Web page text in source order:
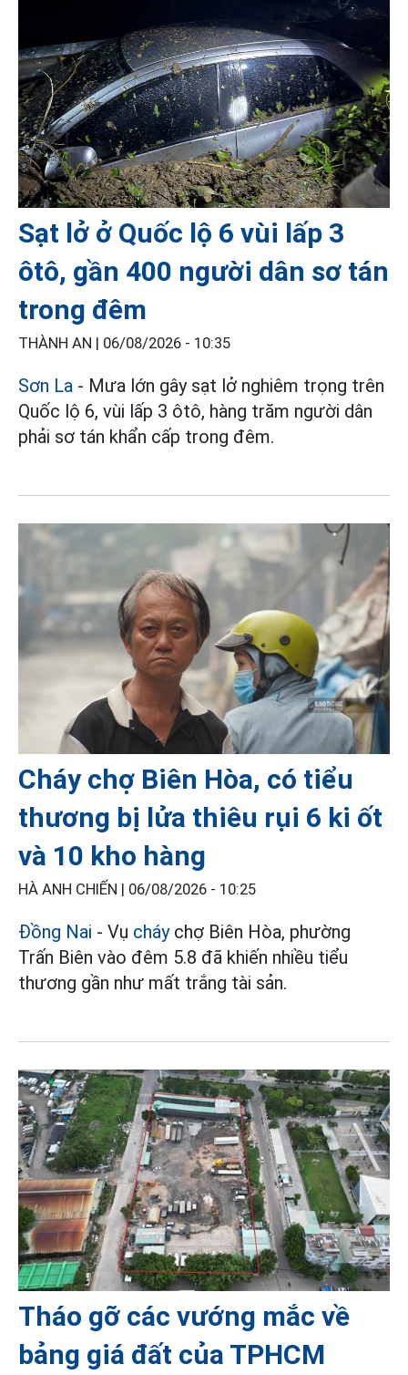
Sạt lở ở Quốc lộ 6 vùi lấp 3
ôtô, gần 400 người dân sơ tán
trong đêm
THÀNH AN | 06/08/2026 - 10:35
Sơn La - Mưa lớn gây sạt lở nghiêm trọng trên
Quốc lộ 6, vùi lấp 3 ôtô, hàng trăm người dân
phải sơ tán khẩn cấp trong đêm.
Cháy chợ Biên Hòa, có tiểu
thương bị lửa thiêu rụi 6 ki ốt
và 10 kho hàng
HÀ ANH CHIẾN | 06/08/2026 - 10:25
Đồng Nai - Vụ cháychợ Biên Hòa, phường
Trấn Biên vào đêm 5.8 đã khiến nhiều tiểu
thương gần như mất trắng tài sản.
Tháo gỡ các vướng mắc về
bảng giá đất của TPHCM